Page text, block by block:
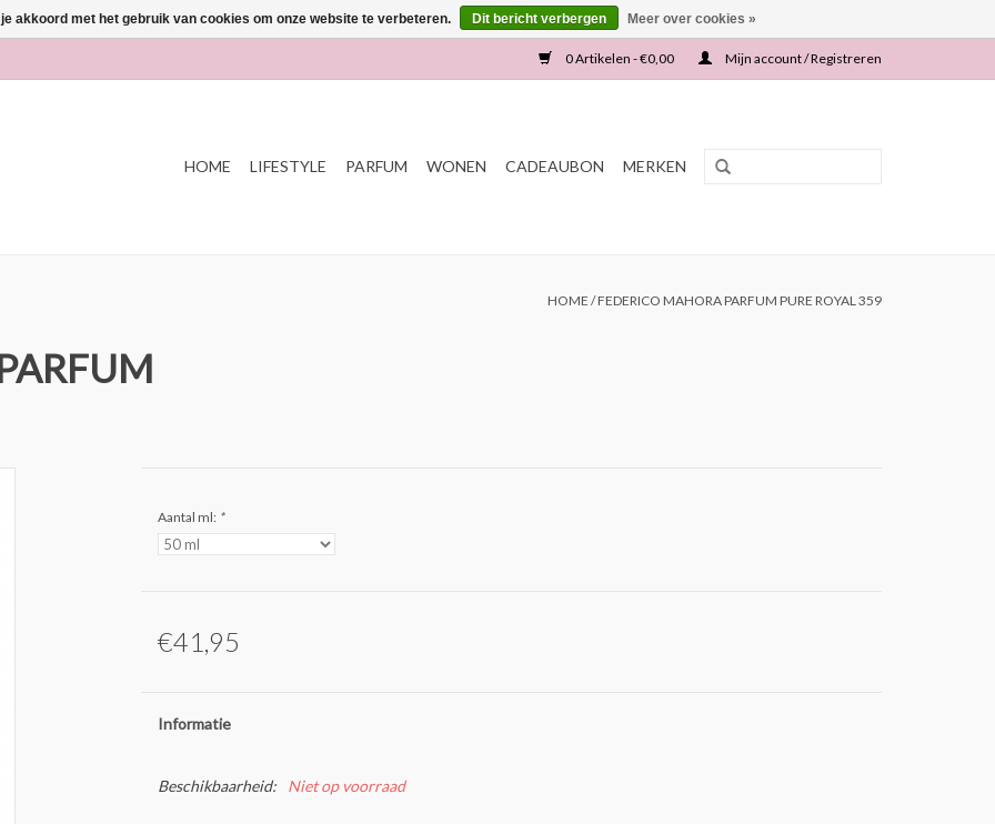
0 Artikelen - €0,00 Mijn account / Registreren
HOME LIFESTYLE PARFUM WONEN CADEAUBON MERKEN
HOME /FEDERICO MAHORA PARFUM PURE ROYAL 359
Aantal ml: *
€41,95
Informatie
Beschikbaarheid: Niet op voorraad
akkoord met het gebruik van cookies om onze website te verbeteren. Dit bericht verbergen Meer over cookies »